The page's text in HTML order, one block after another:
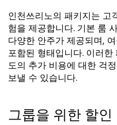
인천쓰리노의 패키지는 고
험을 제공합니다. 기본 룸
다양한 안주가 제공되며,
포함된 형태입니다. 이러
도의 추가 비용에 대한 걱
보낼 수 있습니다.
그룹을 위한 할